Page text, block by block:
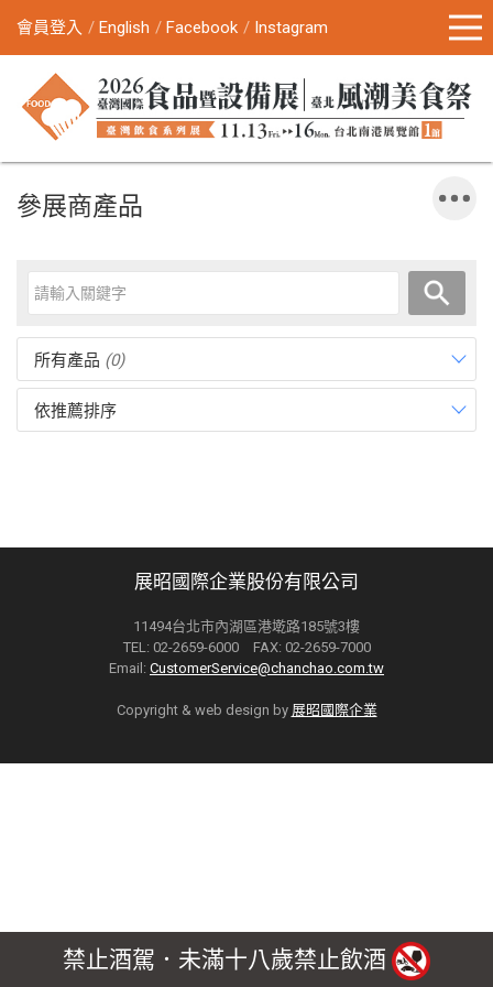
會員登入 English Facebook Instagram
參展商產品
所有產品 (0)
依推薦排序
展昭國際企業股份有限公司
11494台北市內湖區港墘路185號3樓
TEL: 02-2659-6000 FAX: 02-2659-7000
Email: CustomerService@chanchao.com.tw
Copyright & web design by 展昭國際企業
禁止酒駕．未滿十八歲禁止飲酒